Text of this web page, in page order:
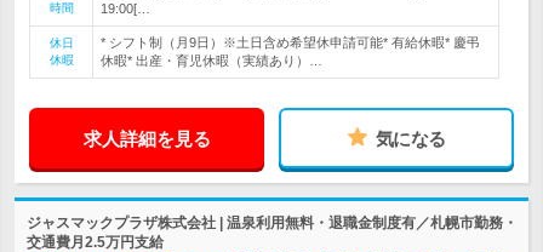
時間
19:00[…
休日
休暇
* シフト制（月9日）※土日含め希望休申請可能* 有給休暇* 慶弔
休暇* 出産・育児休暇（実績あり）…
求人詳細を見る 気になる
ジャスマックプラザ株式会社 | 温泉利用無料・退職金制度有／札幌市勤務・
交通費月2.5万円支給